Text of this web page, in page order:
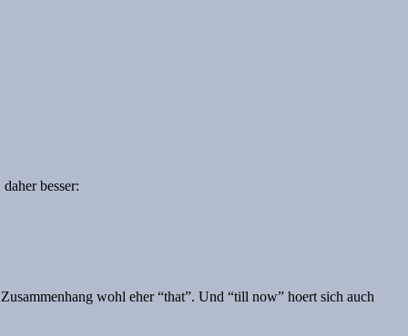
besser:
wohl eher “that”. Und “till now” hoert sich auch